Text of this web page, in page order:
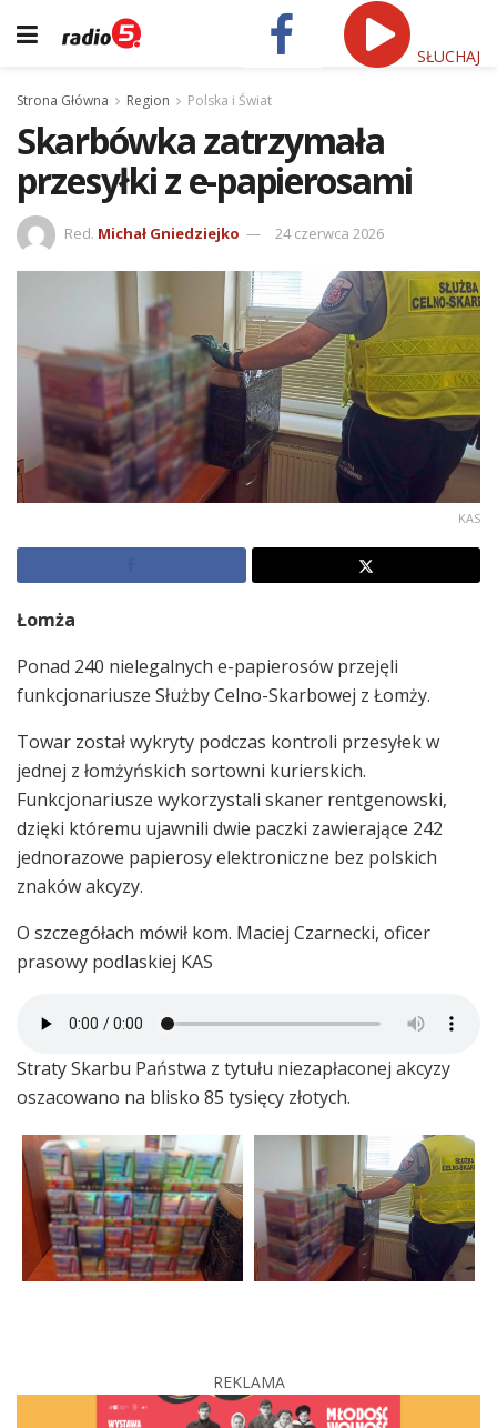
SŁUCHAJ
Strona Główna Region Polska i Świat
Skarbówka zatrzymała
przesyłki z e-papierosami
Red. Michał Gniedziejko 24 czerwca 2026
KAS
Łomża
Ponad 240 nielegalnych e-papierosów przejęli
funkcjonariusze Służby Celno-Skarbowej z Łomży.
Towar został wykryty podczas kontroli przesyłek w
jednej z łomżyńskich sortowni kurierskich.
Funkcjonariusze wykorzystali skaner rentgenowski,
dzięki któremu ujawnili dwie paczki zawierające 242
jednorazowe papierosy elektroniczne bez polskich
znaków akcyzy.
O szczegółach mówił kom. Maciej Czarnecki, oficer
prasowy podlaskiej KAS
Straty Skarbu Państwa z tytułu niezapłaconej akcyzy
oszacowano na blisko 85 tysięcy złotych.
REKLAMA